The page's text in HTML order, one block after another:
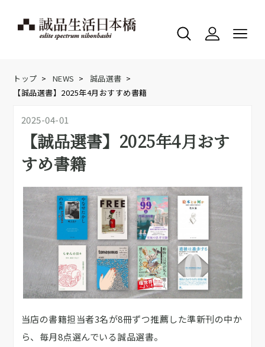
トップ > NEWS > 誠品選書 >
【誠品選書】2025年4月おすすめ書籍
2025-04-01
【誠品選書】2025年4月おす
すめ書籍
当店の書籍担当者3名が8冊ずつ推薦した準新刊の中か
ら、毎月8点選んでいる誠品選書。